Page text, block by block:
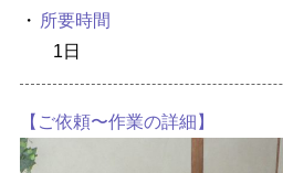
所要時間
1日
【ご依頼〜作業の詳細】